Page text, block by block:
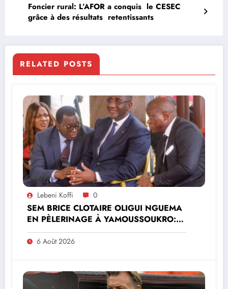
Foncier rural: L’AFOR a conquis le CESEC
grâce à des résultats retentissants
RELATED POSTS
Lebeni Koffi 0
SEM BRICE CLOTAIRE OLIGUI NGUEMA
EN PÈLERINAGE À YAMOUSSOUKRO:LE
MINISTRE PAULIN CLAUDE DANHO
PREND PART À LA CÉRÉMONIE
6 Août 2026